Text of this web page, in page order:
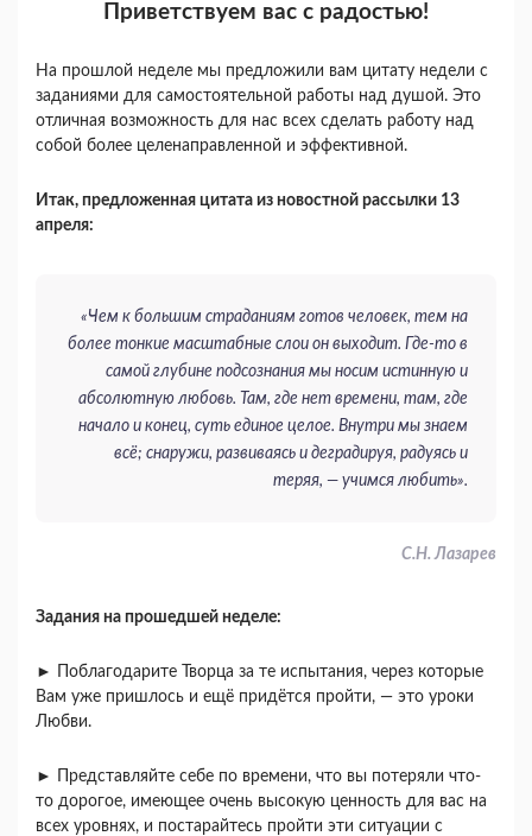
Приветствуем вас с радостью!
На прошлой неделе мы предложили вам цитату недели с
заданиями для самостоятельной работы над душой. Это
отличная возможность для нас всех сделать работу над
собой более целенаправленной и эффективной.
Итак, предложенная цитата из новостной рассылки 13
апреля:
«Чем к большим страданиям готов человек, тем на
более тонкие масштабные слои он выходит. Где-то в
самой глубине подсознания мы носим истинную и
абсолютную любовь. Там, где нет времени, там, где
начало и конец, суть единое целое. Внутри мы знаем
всё; снаружи, развиваясь и деградируя, радуясь и
теряя, — учимся любить».
С.Н. Лазарев
Задания на прошедшей неделе:
► Поблагодарите Творца за те испытания, через которые
Вам уже пришлось и ещё придётся пройти, — это уроки
Любви.
► Представляйте себе по времени, что вы потеряли что-
то дорогое, имеющее очень высокую ценность для вас на
всех уровнях, и постарайтесь пройти эти ситуации с